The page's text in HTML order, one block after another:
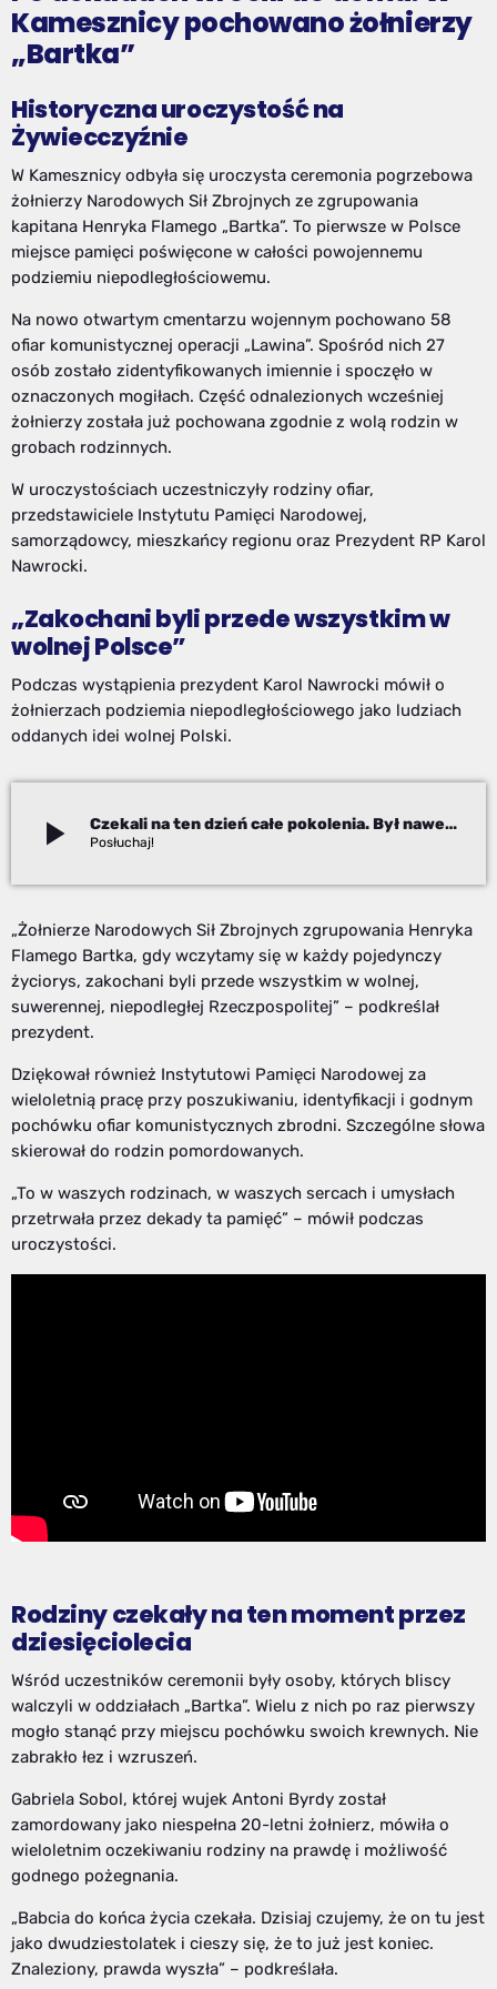
Kamesznicy pochowano żołnierzy
„Bartka”
Historyczna uroczystość na
Żywiecczyźnie
W Kamesznicy odbyła się uroczysta ceremonia pogrzebowa
żołnierzy Narodowych Sił Zbrojnych ze zgrupowania
kapitana Henryka Flamego „Bartka”. To pierwsze w Polsce
miejsce pamięci poświęcone w całości powojennemu
podziemiu niepodległościowemu.
Na nowo otwartym cmentarzu wojennym pochowano 58
ofiar komunistycznej operacji „Lawina”. Spośród nich 27
osób zostało zidentyfikowanych imiennie i spoczęło w
oznaczonych mogiłach. Część odnalezionych wcześniej
żołnierzy została już pochowana zgodnie z wolą rodzin w
grobach rodzinnych.
W uroczystościach uczestniczyły rodziny ofiar,
przedstawiciele Instytutu Pamięci Narodowej,
samorządowcy, mieszkańcy regionu oraz Prezydent RP Karol
Nawrocki.
„Zakochani byli przede wszystkim w
wolnej Polsce”
Podczas wystąpienia prezydent Karol Nawrocki mówił o
żołnierzach podziemia niepodległościowego jako ludziach
oddanych idei wolnej Polski.
play_arrow Czekali na ten dzień całe pokolenia. Był nawet prezydent
„Żołnierze Narodowych Sił Zbrojnych zgrupowania Henryka
Flamego Bartka, gdy wczytamy się w każdy pojedynczy
życiorys, zakochani byli przede wszystkim w wolnej,
suwerennej, niepodległej Rzeczpospolitej” – podkreślał
prezydent.
Dziękował również Instytutowi Pamięci Narodowej za
wieloletnią pracę przy poszukiwaniu, identyfikacji i godnym
pochówku ofiar komunistycznych zbrodni. Szczególne słowa
skierował do rodzin pomordowanych.
„To w waszych rodzinach, w waszych sercach i umysłach
przetrwała przez dekady ta pamięć” – mówił podczas
uroczystości.
Rodziny czekały na ten moment przez
dziesięciolecia
Wśród uczestników ceremonii były osoby, których bliscy
walczyli w oddziałach „Bartka”. Wielu z nich po raz pierwszy
mogło stanąć przy miejscu pochówku swoich krewnych. Nie
zabrakło łez i wzruszeń.
Gabriela Sobol, której wujek Antoni Byrdy został
zamordowany jako niespełna 20-letni żołnierz, mówiła o
wieloletnim oczekiwaniu rodziny na prawdę i możliwość
godnego pożegnania.
„Babcia do końca życia czekała. Dzisiaj czujemy, że on tu jest
jako dwudziestolatek i cieszy się, że to już jest koniec.
Znaleziony, prawda wyszła” – podkreślała.